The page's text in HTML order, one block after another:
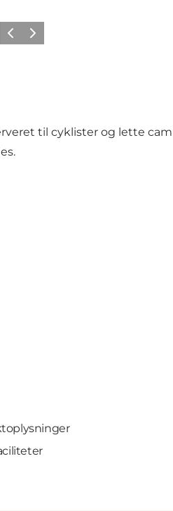
ForrigeNæste
til cyklister og lette